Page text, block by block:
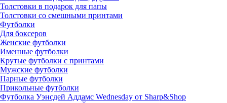
Толстовки в подарок для папы
Толстовки со смешными принтами
Футболки
Для боксеров
Женские футболки
Именные футболки
Крутые футболки с принтами
Мужские футболки
Парные футболки
Прикольные футболки
Футболка Уэнсдей Аддамс Wednesday от Sharp&Shop